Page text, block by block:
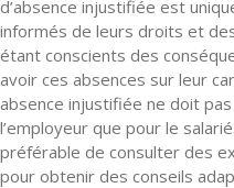
d’absence injustifiée est
informés de leurs droits et
étant conscients des
avoir ces absences sur leur
absence injustifiée ne doit
l’employeur que pour le
préférable de consulter des
pour obtenir des conseils